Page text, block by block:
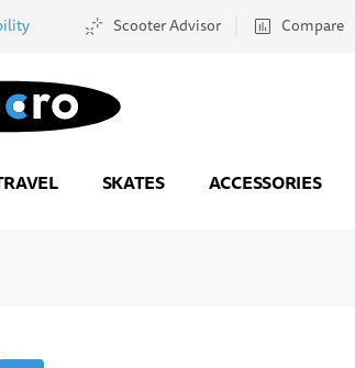
Scooter Advisor Compare
SKATES ACCESSORIES